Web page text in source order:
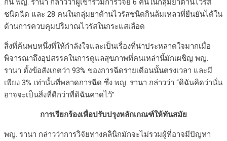
กิน พญ. รานา กล่าวว่าผู้เข้าร่วมการวิจัย 6 คนในกลุ่มยาต้านไวรัส
ชนิดฉีด และ 28 คนในกลุ่มยาต้านไวรัสชนิดกินล้มเหลวที่ยืนยันได้ใน
ด้านการควบคุมปริมาณไวรัสในกระแสเลือด
สิ่งที่ค้นพบหนึ่งที่ให้กำลังใจและเป็นเรื่องที่น่าประหลาดใจมากเมื่อ
พิจารณาถึงอุปสรรคในการดูแลสุขภาพที่คนเหล่านี้มักเผชิญ พญ.
รานา ตั้งข้อสังเกตว่า 93% ของการฉีดรายเดือนนั้นตรงเวลา และมี
เพียง 3% เท่านั้นที่พลาดการฉีด ซึ่ง พญ. รานา กล่าวว่า “ดิฉันคิดว่านั่น
อาจจะเป็นสิ่งที่ดีกว่าที่ดิฉันคาดไว้”
การเรียกร้องเพื่อปรับปรุงหลักเกณฑ์ให้ทันสมัย
พญ. รานา กล่าวว่าการวิจัยทางคลินิกมักจะไม่รวมผู้ที่อาจมีปัญหา